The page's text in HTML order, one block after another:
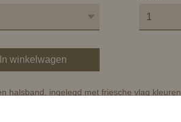
In winkelwagen
halsband, ingelegd met friesche vlag kleuren.